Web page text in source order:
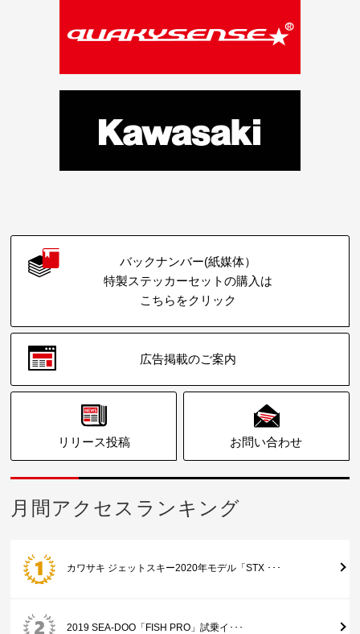
バックナンバー(紙媒体）
特製ステッカーセットの購入は
こちらをクリック
広告掲載のご案内
リリース投稿 お問い合わせ
月間アクセスランキング
カワサキ ジェットスキー2020年モデル「STX ･･･
2019 SEA-DOO「FISH PRO」試乗イ･･･